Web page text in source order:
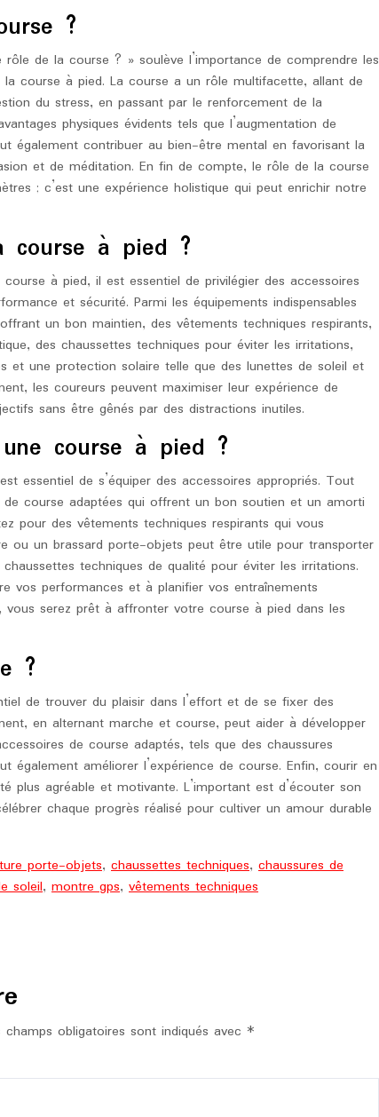
?
de la course ? » soulève l’importance de comprendre les
course à pied. La course a un rôle multifacette, allant de
du stress, en passant par le renforcement de la
physiques évidents tels que l’augmentation de
également contribuer au bien-être mental en favorisant la
et de méditation. En fin de compte, le rôle de la course
; c’est une expérience holistique qui peut enrichir notre
course à pied ?
à pied, il est essentiel de privilégier des accessoires
et sécurité. Parmi les équipements indispensables
un bon maintien, des vêtements techniques respirants,
des chaussettes techniques pour éviter les irritations,
et une protection solaire telle que des lunettes de soleil et
les coureurs peuvent maximiser leur expérience de
sans être gênés par des distractions inutiles.
course à pied ?
essentiel de s’équiper des accessoires appropriés. Tout
de course adaptées qui offrent un bon soutien et un amorti
pour des vêtements techniques respirants qui vous
ou un brassard porte-objets peut être utile pour transporter
techniques de qualité pour éviter les irritations.
vos performances et à planifier vos entraînements
serez prêt à affronter votre course à pied dans les
?
de trouver du plaisir dans l’effort et de se fixer des
en alternant marche et course, peut aider à développer
de course adaptés, tels que des chaussures
également améliorer l’expérience de course. Enfin, courir en
plus agréable et motivante. L’important est d’écouter son
chaque progrès réalisé pour cultiver un amour durable
porte-objets, chaussettes techniques, chaussures de
soleil, montre gps, vêtements techniques
champs obligatoires sont indiqués avec *